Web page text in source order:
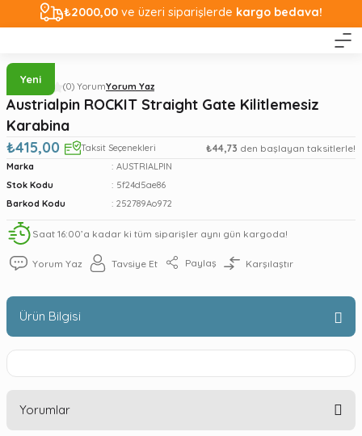
₺2000,00 ve üzeri siparişlerde kargo bedava!
Yeni
(0) YorumYorum Yaz
Austrialpin ROCKIT Straight Gate Kilitlemesiz
Karabina
₺415,00
Taksit Seçenekleri ₺44,73 den başlayan taksitlerle!
Marka
AUSTRIALPIN
Stok Kodu
5f24d5ae86
Barkod Kodu
252789Ao972
Saat 16:00’a kadar ki tüm siparişler aynı gün kargoda!
Yorum Yaz Tavsiye Et Paylaş Karşılaştır
Ürün Bilgisi
Yorumlar